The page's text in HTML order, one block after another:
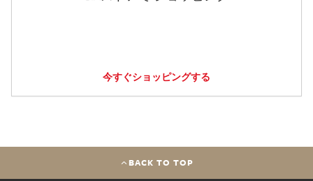
今すぐショッピングする
BACK TO TOP